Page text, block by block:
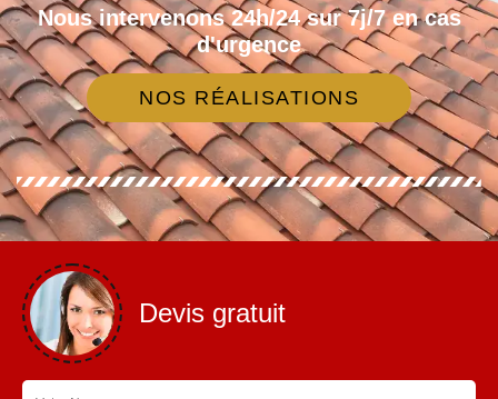
Nous intervenons 24h/24 sur 7j/7 en cas
d'urgence
NOS RÉALISATIONS
Devis gratuit